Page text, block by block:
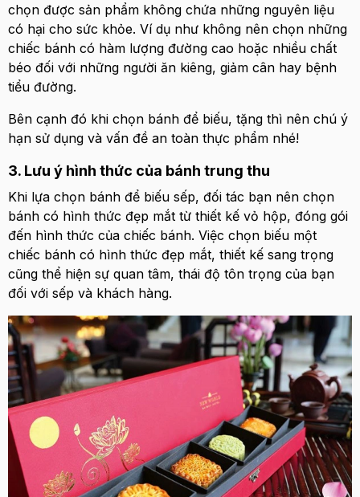
chọn được sản phẩm không chứa những nguyên liệu
có hại cho sức khỏe. Ví dụ như không nên chọn những
chiếc bánh có hàm lượng đường cao hoặc nhiều chất
béo đối với những người ăn kiêng, giảm cân hay bệnh
tiểu đường.
Bên cạnh đó khi chọn bánh để biếu, tặng thì nên chú ý
hạn sử dụng và vấn đề an toàn thực phẩm nhé!
3. Lưu ý hình thức của bánh trung thu
Khi lựa chọn bánh để biếu sếp, đối tác bạn nên chọn
bánh có hình thức đẹp mắt từ thiết kế vỏ hộp, đóng gói
đến hình thức của chiếc bánh. Việc chọn biếu một
chiếc bánh có hình thức đẹp mắt, thiết kế sang trọng
cũng thể hiện sự quan tâm, thái độ tôn trọng của bạn
đối với sếp và khách hàng.